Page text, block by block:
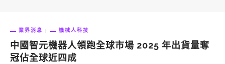
業界消息 機械人科技
中國智元機器人領跑全球市場 2025 年出貨量奪
冠佔全球近四成